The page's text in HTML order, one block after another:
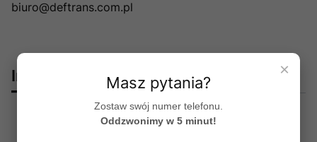
biuro@deftrans.com.pl
Innym spododobały się: ×
Masz pytania?
Zostaw swój numer telefonu.
Oddzwonimy w 5 minut!